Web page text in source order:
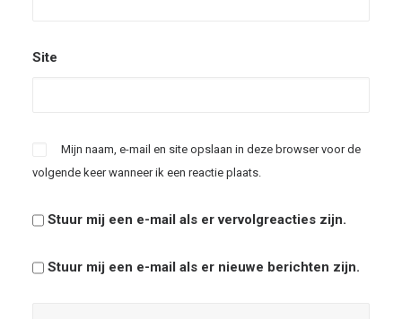
Site
Mijn naam, e-mail en site opslaan in deze browser voor de
volgende keer wanneer ik een reactie plaats.
Stuur mij een e-mail als er vervolgreacties zijn.
Stuur mij een e-mail als er nieuwe berichten zijn.